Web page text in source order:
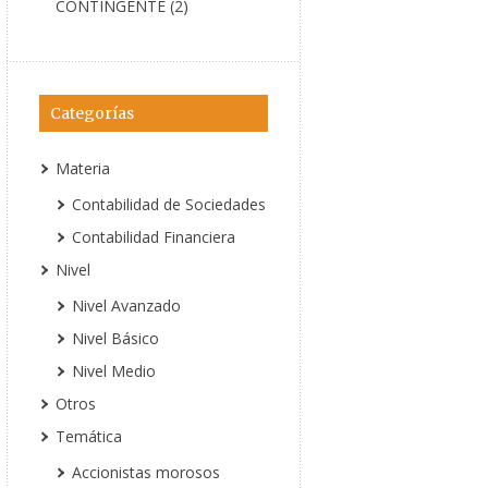
CONTINGENTE (2)
Categorías
Materia
Contabilidad de Sociedades
Contabilidad Financiera
Nivel
Nivel Avanzado
Nivel Básico
Nivel Medio
Otros
Temática
Accionistas morosos